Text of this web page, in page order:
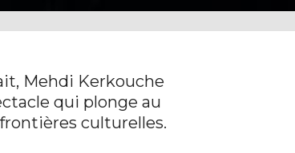
Mehdi Kerkouche
qui plonge au
culturelles.